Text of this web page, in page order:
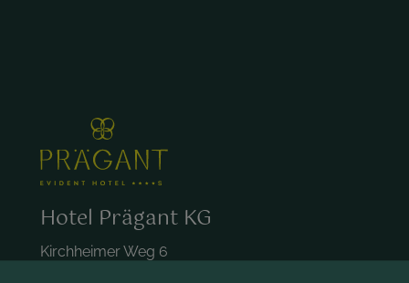
Hotel Prägant KG
Kirchheimer Weg 6